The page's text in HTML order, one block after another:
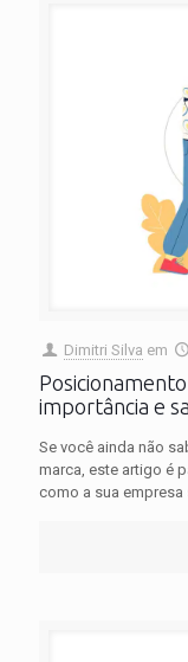
Dimitri Silva em
importância e
Se você ainda não
marca, este artigo é
como a sua empresa